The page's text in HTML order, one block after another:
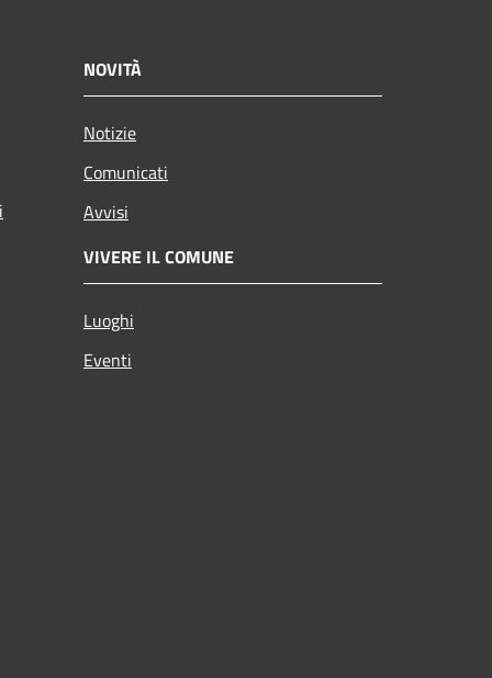
NOVITÀ
Notizie
Comunicati
Avvisi
VIVERE IL COMUNE
Luoghi
Eventi